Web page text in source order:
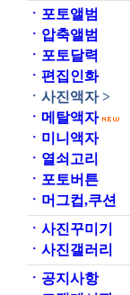
ㆍ 포토앨범
ㆍ 압축앨범
ㆍ 포토달력
ㆍ 편집인화
ㆍ 사진액자 >
ㆍ 메탈액자
ㆍ 미니액자
ㆍ 열쇠고리
ㆍ 포토버튼
ㆍ 머그컵,쿠션
ㆍ 사진꾸미기
ㆍ 사진갤러리
ㆍ 공지사항